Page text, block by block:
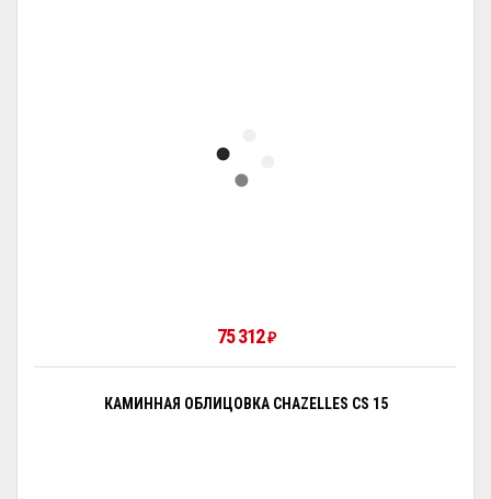
75 312₽
КАМИННАЯ ОБЛИЦОВКА CHAZELLES CS 15